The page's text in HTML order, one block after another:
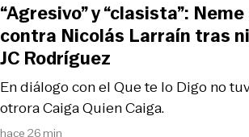
hace 26 min
En diálogo con el Que te lo Digo no
otrora Caiga Quien Caiga.
“Agresivo” y “clasista”:
contra Nicolás Larraín tras
JC Rodríguez